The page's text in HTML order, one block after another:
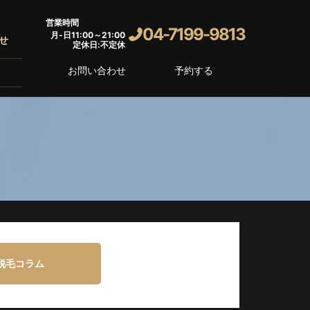
営業時間
月-日11:00～21:00
定休日:不定休
04-7199-9813
お問い合わせ 予約する
毛コラム